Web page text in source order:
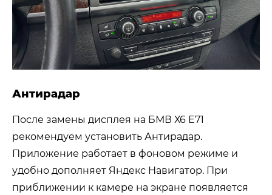
Антирадар
После замены дисплея на БМВ Х6 Е71
рекомендуем установить Антирадар.
Приложение работает в фоновом режиме и
удобно дополняет Яндекс Навигатор. При
приближении к камере на экране появляется